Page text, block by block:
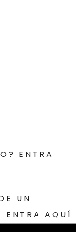
ENTRA
UN
ENTRA AQUÍ